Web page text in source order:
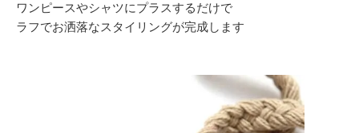
ワンピースやシャツにプラスするだけで
ラフでお洒落なスタイリングが完成します